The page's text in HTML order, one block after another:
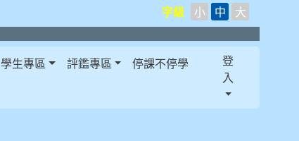
字級 小 中 大
學生專區 評鑑專區 停課不停學
登
入